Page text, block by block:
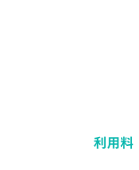
利用料